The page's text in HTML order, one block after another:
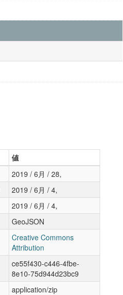
値
2019 / 6月 / 28,
2019 / 6月 / 4,
2019 / 6月 / 4,
GeoJSON
Creative Commons
Attribution
ce55f430-c446-4fbe-
8e10-75d944d23bc9
application/zip